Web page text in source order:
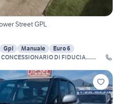
Street GPL
Gpl Manuale
Euro 6
DI FIDUCIA.......